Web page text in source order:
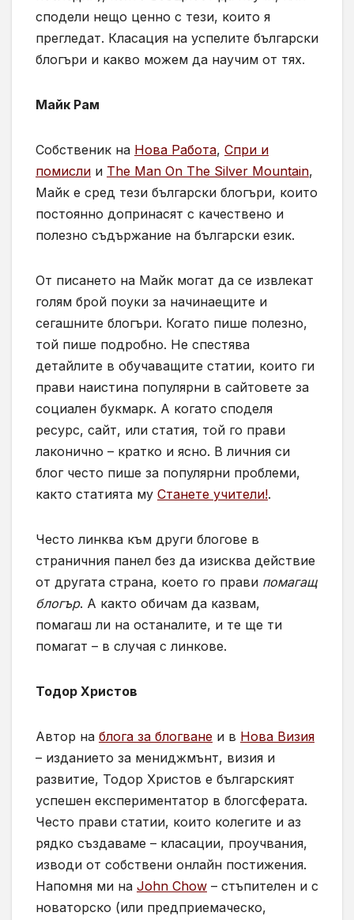
сподели нещо ценно с тези, които я
прегледат. Класация на успелите български
блогъри и какво можем да научим от тях.
Майк Рам
Собственик на Нова Работа, Спри и
помисли и The Man On The Silver Mountain,
Майк е сред тези български блогъри, които
постоянно допринасят с качествено и
полезно съдържание на български език.
От писането на Майк могат да се извлекат
голям брой поуки за начинаещите и
сегашните блогъри. Когато пише полезно,
той пише подробно. Не спестява
детайлите в обучаващите статии, които ги
прави наистина популярни в сайтовете за
социален букмарк. А когато споделя
ресурс, сайт, или статия, той го прави
лаконично – кратко и ясно. В личния си
блог често пише за популярни проблеми,
както статията му Станете учители!.
Често линква към други блогове в
страничния панел без да изисква действие
от другата страна, което го прави помагащ
блогър. А както обичам да казвам,
помагаш ли на останалите, и те ще ти
помагат – в случая с линкове.
Тодор Христов
Автор на блога за блогване и в Нова Визия
– изданието за мениджмънт, визия и
развитие, Тодор Христов е българският
успешен експериментатор в блогсферата.
Често прави статии, които колегите и аз
рядко създаваме – класации, проучвания,
изводи от собствени онлайн постижения.
Напомня ми на John Chow – стъпителен и с
новаторско (или предприемаческо,